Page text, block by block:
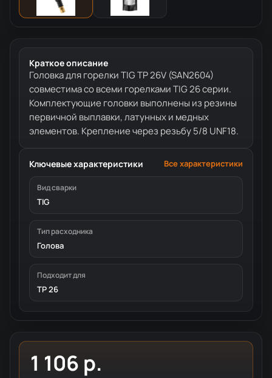
Краткое описание
Головка для горелки TIG TP 26V (SAN2604)
совместима со всеми горелками TIG 26 серии.
Комплектующие головки выполнены из резины
первичной выплавки, латунных и медных
элементов. Крепление через резьбу 5/8 UNF18.
Ключевые характеристики Все характеристики
Вид сварки
TIG
Тип расходника
Голова
Подходит для
TP 26
1 106 р.